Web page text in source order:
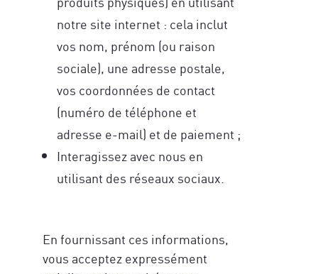
notre site internet : cela inclut
vos nom, prénom (ou raison
sociale), une adresse postale,
vos coordonnées de contact
(numéro de téléphone et
adresse e-mail) et de paiement ;
Interagissez avec nous en
utilisant des réseaux sociaux.
En fournissant ces informations,
vous acceptez expressément